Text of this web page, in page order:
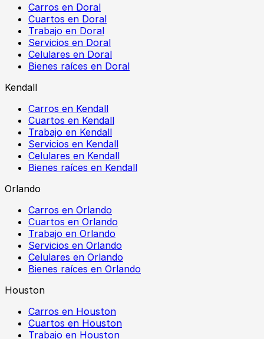
Carros en Doral
Cuartos en Doral
Trabajo en Doral
Servicios en Doral
Celulares en Doral
Bienes raíces en Doral
Kendall
Carros en Kendall
Cuartos en Kendall
Trabajo en Kendall
Servicios en Kendall
Celulares en Kendall
Bienes raíces en Kendall
Orlando
Carros en Orlando
Cuartos en Orlando
Trabajo en Orlando
Servicios en Orlando
Celulares en Orlando
Bienes raíces en Orlando
Houston
Carros en Houston
Cuartos en Houston
Trabajo en Houston